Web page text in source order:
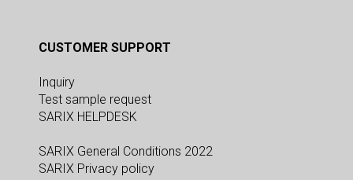
CUSTOMER SUPPORT
Inquiry
Test sample request
SARIX HELPDESK
SARIX General Conditions 2022
SARIX Privacy policy